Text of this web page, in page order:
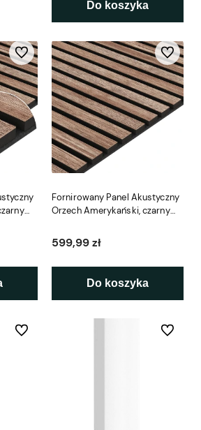
Do koszyka
Do ulubionych
Fornirowany Panel Akustyczny
Orzech Amerykański, czarny
599,99 zł
Do koszyka
Do
Do ulubionych Do